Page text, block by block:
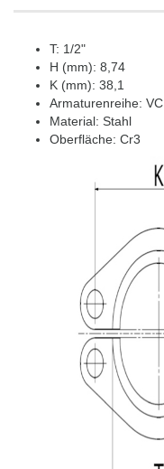
T: 1/2"
H (mm): 8,74
K (mm): 38,1
Armaturenreihe: VC
Material: Stahl
Oberfläche: Cr3